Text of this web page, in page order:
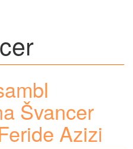
Švancer
Azizi